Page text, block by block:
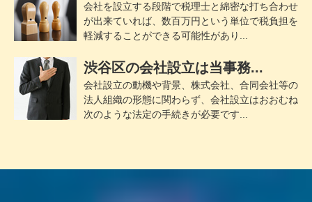
会社を設立する段階で税理士と綿密な打ち合わせ
が出来ていれば、数百万円という単位で税負担を
軽減することができる可能性があり...
渋谷区の会社設立は当事務...
会社設立の動機や背景、株式会社、合同会社等の
法人組織の形態に関わらず、会社設立はおおむね
次のような法定の手続きが必要です...